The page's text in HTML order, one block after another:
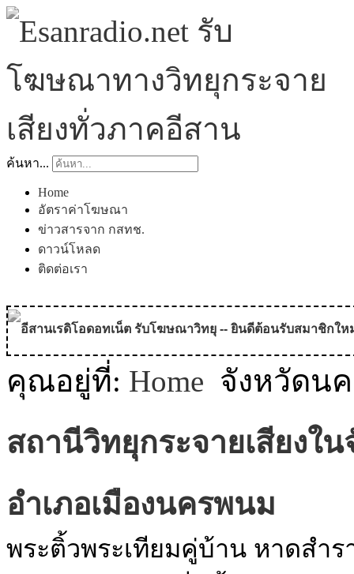
ค้นหา...
Home
อัตราค่าโฆษณา
ข่าวสารจาก กสทช.
ดาวน์โหลด
ติดต่อเรา
อีสานเรดิโอดอทเน็ต รับโฆษณาวิทยุ -- ยินดีต้อนรับสมาชิกใหม่
MODULE SBAHJAOUI WEATHER
MODULE SBAHJAOUI MEMORY GAME
MODULE SBAHJAOUI ACCORDION MENU
คุณอยู่ที่: Home จังหวัดน
สถานีวิทยุกระจายเสียงใ
อำเภอเมืองนครพนม
พระติ้วพระเทียมคู่บ้าน หาดสำร